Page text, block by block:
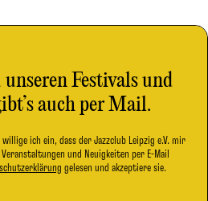
Festivals und
auch per Mail.
ich ein, dass der Jazzclub Leipzig e.V. mir
und Neuigkeiten per E-Mail
gelesen und akzeptiere sie.